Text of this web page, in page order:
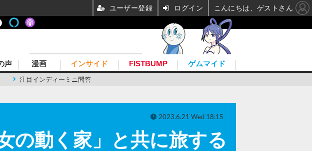
注目インディーミニ問答
声 漫画 インサイド FISTBUMP ゲムマイド
の動く家」と共に旅する
2023.6.21 Wed 18:15
ユーザー登録 ログイン こんにちは、ゲストさん